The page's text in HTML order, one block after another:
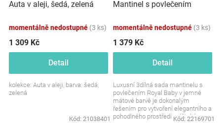
Auta v aleji, šedá, zelená
momentálně nedostupné (3 ks)
1 309 Kč
Detail
kolekce: Auta v aleji, barva: šedá,
zelená
Kód: 21038401
Mantinel s povlečením
momentálně nedostupné (3 ks)
1 379 Kč
Detail
Luxusní 3dílná sada mantinelu s
povlečením Royal Baby v jemné
mátové barvě je dokonalým
řešením pro vytvoření elegantního a
pohodlného prostředí v dětském
Kód: 22169701